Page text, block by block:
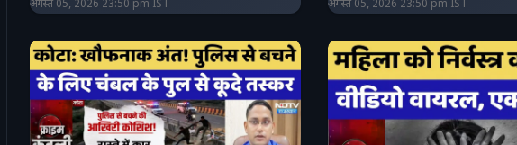
अगस्त 05, 2026 23:50 pm IST अगस्त 05, 2026 23:50 pm IST